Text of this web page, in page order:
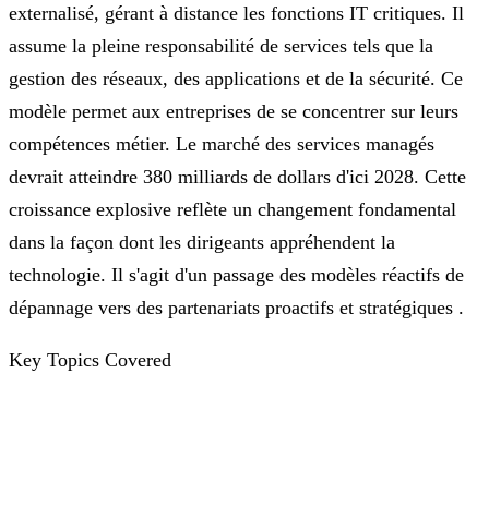
externalisé, gérant à distance les fonctions IT critiques. Il
assume la pleine responsabilité de services tels que la
gestion des réseaux, des applications et de la sécurité. Ce
modèle permet aux entreprises de se concentrer sur leurs
compétences métier. Le marché des services managés
devrait atteindre 380 milliards de dollars d'ici 2028. Cette
croissance explosive reflète un changement fondamental
dans la façon dont les dirigeants appréhendent la
technologie. Il s'agit d'un passage des modèles réactifs de
dépannage vers des partenariats proactifs et stratégiques .
Key Topics Covered